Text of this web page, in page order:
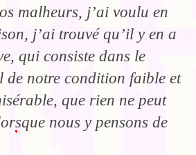
malheurs, j’ai voulu en
j’ai trouvé qu’il y en a
qui consiste dans le
de notre condition faible et
que rien ne peut
nous y pensons de